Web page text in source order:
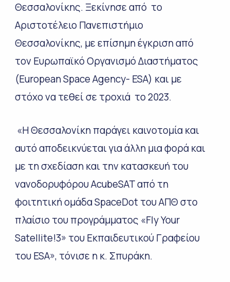
Θεσσαλονίκης. Ξεκίνησε από το
Αριστοτέλειο Πανεπιστήμιο
Θεσσαλονίκης, με επίσημη έγκριση από
τον Ευρωπαϊκό Οργανισμό Διαστήματος
(European Space Agency- ESA) και με
στόχο να τεθεί σε τροχιά το 2023.
«Η Θεσσαλονίκη παράγει καινοτομία και
αυτό αποδεικνύεται για άλλη μια φορά και
με τη σχεδίαση και την κατασκευή του
νανοδορυφόρου AcubeSAT από τη
φοιτητική ομάδα SpaceDot του ΑΠΘ στο
πλαίσιο του προγράμματος «Fly Your
Satellite!3» του Εκπαιδευτικού Γραφείου
του ESA», τόνισε η κ. Σπυράκη.